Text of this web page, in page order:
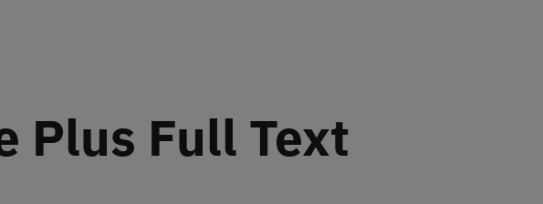
Plus Full Text